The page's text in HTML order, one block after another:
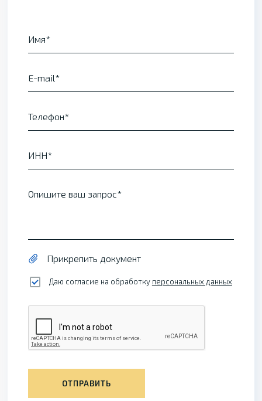
Имя
E-mail
Телефон
ИНН
Опишите ваш запрос
Прикрепить документ
Даю согласие на обработку персональных данных
ОТПРАВИТЬ